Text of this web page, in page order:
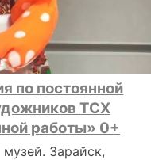
по постоянной
ТСХ
работы» 0+
Зарайск,